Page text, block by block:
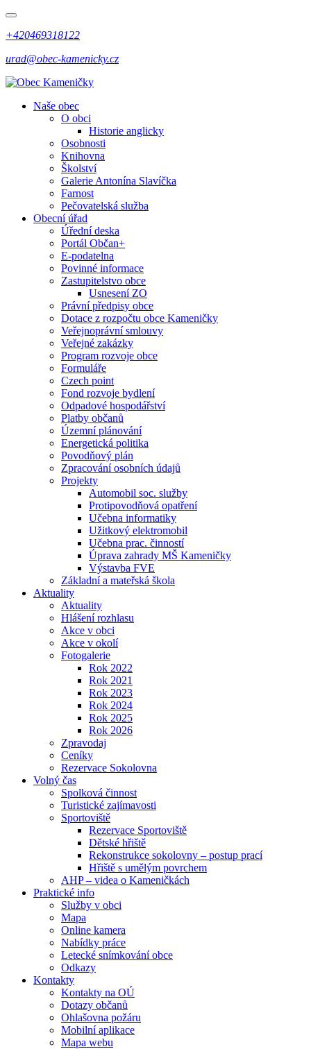
+420469318122
urad@obec-kamenicky.cz
Naše obec
O obci
Historie anglicky
Osobnosti
Knihovna
Školství
Galerie Antonína Slavíčka
Farnost
Pečovatelská služba
Obecní úřad
Úřední deska
Portál Občan+
E-podatelna
Povinné informace
Zastupitelstvo obce
Usnesení ZO
Právní předpisy obce
Dotace z rozpočtu obce Kameničky
Veřejnoprávní smlouvy
Veřejné zakázky
Program rozvoje obce
Formuláře
Czech point
Fond rozvoje bydlení
Odpadové hospodářství
Platby občanů
Územní plánování
Energetická politika
Povodňový plán
Zpracování osobních údajů
Projekty
Automobil soc. služby
Protipovodňová opatření
Učebna informatiky
Užitkový elektromobil
Učebna prac. činností
Úprava zahrady MŠ Kameničky
Výstavba FVE
Základní a mateřská škola
Aktuality
Aktuality
Hlášení rozhlasu
Akce v obci
Akce v okolí
Fotogalerie
Rok 2022
Rok 2021
Rok 2023
Rok 2024
Rok 2025
Rok 2026
Zpravodaj
Ceníky
Rezervace Sokolovna
Volný čas
Spolková činnost
Turistické zajímavosti
Sportoviště
Rezervace Sportoviště
Dětské hřiště
Rekonstrukce sokolovny – postup prací
Hřiště s umělým povrchem
AHP – videa o Kameničkách
Praktické info
Služby v obci
Mapa
Online kamera
Nabídky práce
Letecké snímkování obce
Odkazy
Kontakty
Kontakty na OÚ
Dotazy občanů
Ohlašovna požáru
Mobilní aplikace
Mapa webu